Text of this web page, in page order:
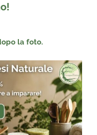
la foto.